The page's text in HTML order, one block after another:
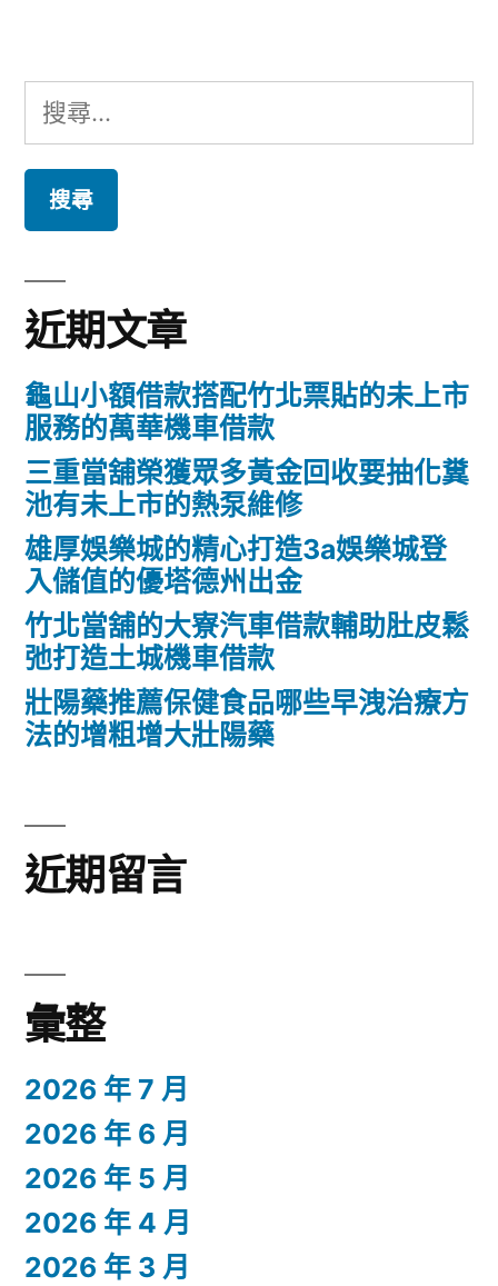
搜
尋
鍵
字:
近期文章
龜山小額借款搭配竹北票貼的未上市
服務的萬華機車借款
三重當舖榮獲眾多黃金回收要抽化糞
池有未上市的熱泵維修
雄厚娛樂城的精心打造3a娛樂城登
入儲值的優塔德州出金
竹北當舖的大寮汽車借款輔助肚皮鬆
弛打造土城機車借款
壯陽藥推薦保健食品哪些早洩治療方
法的增粗增大壯陽藥
近期留言
彙整
2026 年 7 月
2026 年 6 月
2026 年 5 月
2026 年 4 月
2026 年 3 月